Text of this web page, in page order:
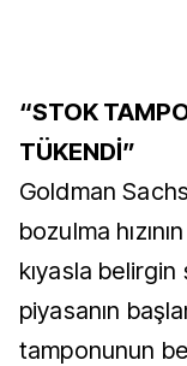
“STOK
TÜKENDİ”
Goldman
bozulma
kıyasla belirgin
piyasanın
tamponunun